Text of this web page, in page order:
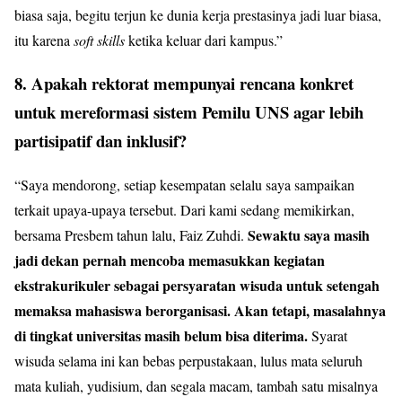
biasa saja, begitu terjun ke dunia kerja prestasinya jadi luar biasa,
itu karena soft skillsketika keluar dari kampus.”
8. Apakah rektorat mempunyai rencana konkret
untuk mereformasi sistem Pemilu UNS agar lebih
partisipatif dan inklusif?
“Saya mendorong, setiap kesempatan selalu saya sampaikan
terkait upaya-upaya tersebut. Dari kami sedang memikirkan,
bersama Presbem tahun lalu, Faiz Zuhdi. Sewaktu saya masih
jadi dekan pernah mencoba memasukkan kegiatan
ekstrakurikuler sebagai persyaratan wisuda untuk setengah
memaksa mahasiswa berorganisasi. Akan tetapi, masalahnya
di tingkat universitas masih belum bisa diterima.Syarat
wisuda selama ini kan bebas perpustakaan, lulus mata seluruh
mata kuliah, yudisium, dan segala macam, tambah satu misalnya